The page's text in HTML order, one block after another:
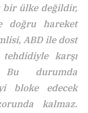
ülke değildir,
doğru hareket
ABD ile dost
karşı
Bu durumda
bloke edecek
kalmaz.